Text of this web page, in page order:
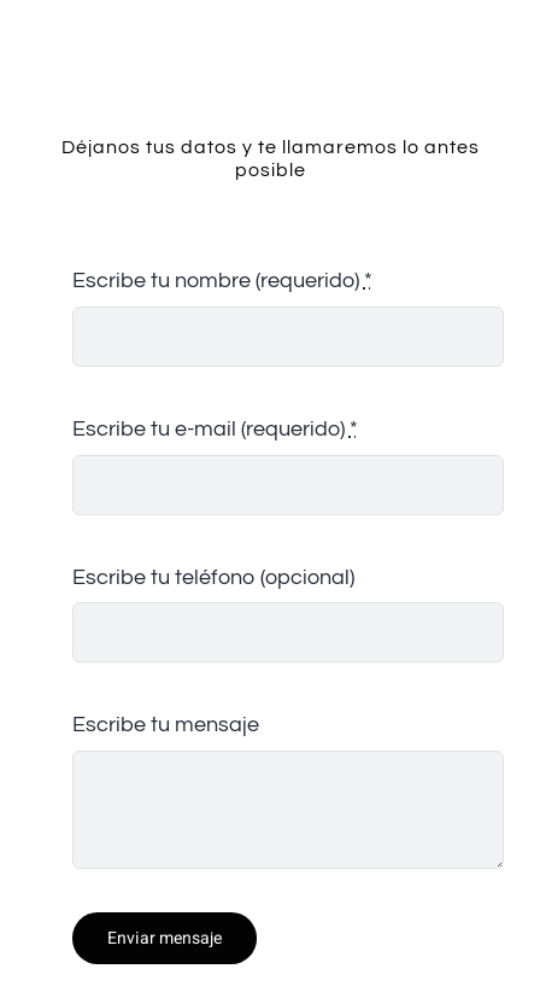
Déjanos tus datos y te llamaremos lo antes
posible
Escribe tu nombre (requerido) *
Escribe tu e-mail (requerido) *
Escribe tu teléfono (opcional)
Escribe tu mensaje
Enviar mensaje